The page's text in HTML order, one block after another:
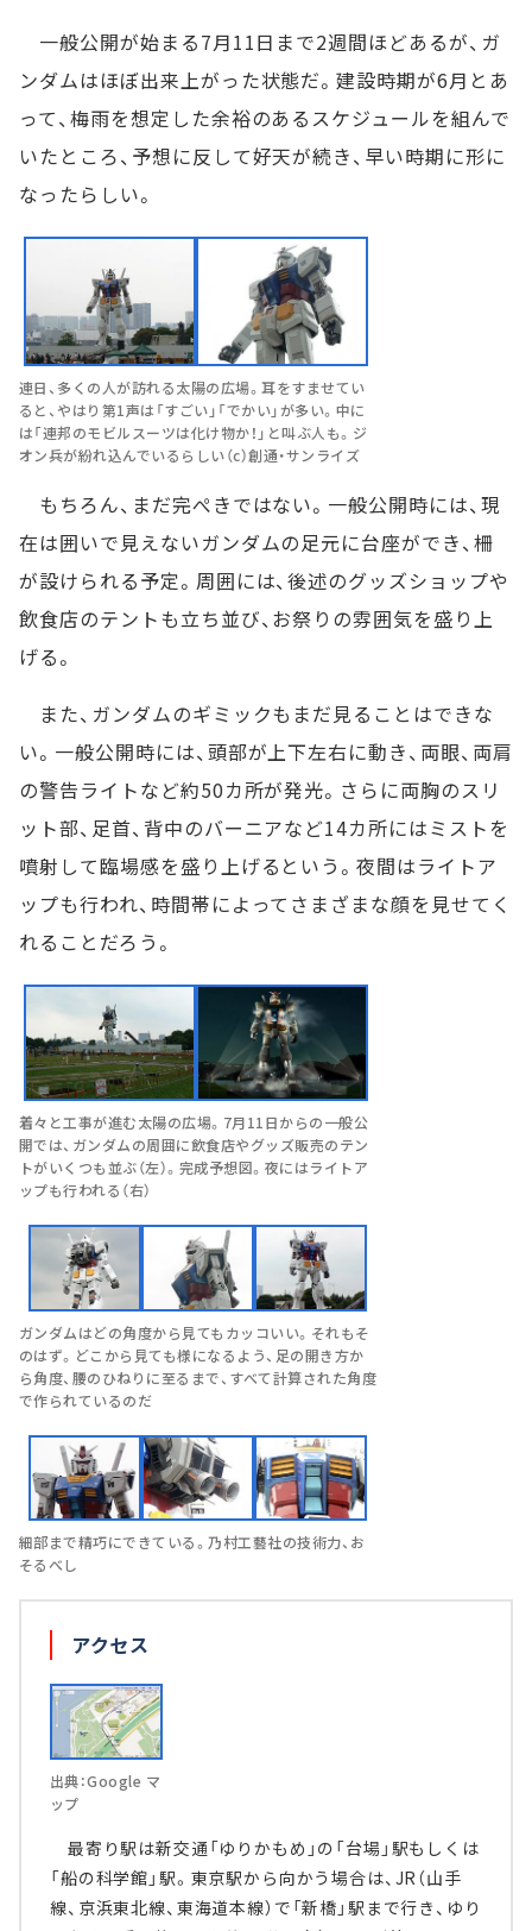
一般公開が始まる7月11日まで2週間ほどあるが、ガ
ンダムはほぼ出来上がった状態だ。建設時期が6月とあ
って、梅雨を想定した余裕のあるスケジュールを組んで
いたところ、予想に反して好天が続き、早い時期に形に
なったらしい。
連日、多くの人が訪れる太陽の広場。耳をすませてい
ると、やはり第1声は「すごい」「でかい」が多い。中に
は「連邦のモビルスーツは化け物か！」と叫ぶ人も。ジ
オン兵が紛れ込んでいるらしい（c）創通・サンライズ
もちろん、まだ完ぺきではない。一般公開時には、現
在は囲いで見えないガンダムの足元に台座ができ、柵
が設けられる予定。周囲には、後述のグッズショップや
飲食店のテントも立ち並び、お祭りの雰囲気を盛り上
げる。
また、ガンダムのギミックもまだ見ることはできな
い。一般公開時には、頭部が上下左右に動き、両眼、両肩
の警告ライトなど約50カ所が発光。さらに両胸のスリ
ット部、足首、背中のバーニアなど14カ所にはミストを
噴射して臨場感を盛り上げるという。夜間はライトア
ップも行われ、時間帯によってさまざまな顔を見せてく
れることだろう。
着々と工事が進む太陽の広場。7月11日からの一般公
開では、ガンダムの周囲に飲食店やグッズ販売のテン
トがいくつも並ぶ（左）。完成予想図。夜にはライトア
ップも行われる（右）
ガンダムはどの角度から見てもカッコいい。それもそ
のはず。どこから見ても様になるよう、足の開き方か
ら角度、腰のひねりに至るまで、すべて計算された角度
で作られているのだ
細部まで精巧にできている。乃村工藝社の技術力、お
そるべし
アクセス
出典：Google マ
ップ
最寄り駅は新交通「ゆりかもめ」の「台場」駅もしくは
「船の科学館」駅。東京駅から向かう場合は、JR（山手
線、京浜東北線、東海道本線）で「新橋」駅まで行き、ゆり